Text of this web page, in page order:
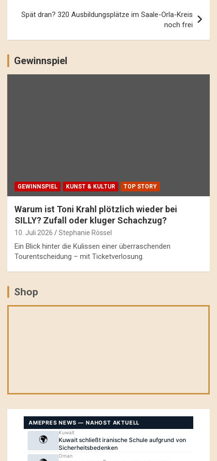
Spät dran? 320 Ausbildungsplätze im Saale-Orla-Kreis
noch frei
Gewinnspiel
GEWINNSPIEL KUNST & KULTUR TOP STORY
Warum ist Toni Krahl plötzlich wieder bei
SILLY? Zufall oder kluger Schachzug?
10. Juli 2026 Stephanie Rössel
Ein Blick hinter die Kulissen einer überraschenden
Tourentscheidung – mit Ticketverlosung.
Shop